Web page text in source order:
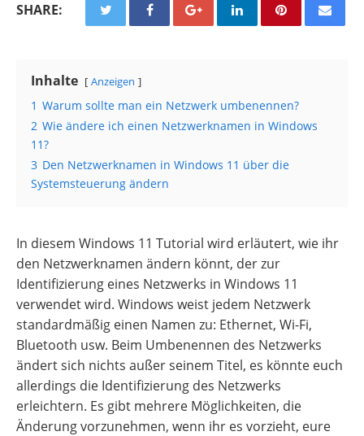
SHARE:
Inhalte Anzeigen
1 Warum sollte man ein Netzwerk umbenennen?
2 Wie ändere ich einen Netzwerknamen in Windows
11?
3 Den Netzwerknamen in Windows 11 über die
Systemsteuerung ändern
In diesem Windows 11 Tutorial wird erläutert, wie ihr
den Netzwerknamen ändern könnt, der zur
Identifizierung eines Netzwerks in Windows 11
verwendet wird. Windows weist jedem Netzwerk
standardmäßig einen Namen zu: Ethernet, Wi-Fi,
Bluetooth usw. Beim Umbenennen des Netzwerks
ändert sich nichts außer seinem Titel, es könnte euch
allerdings die Identifizierung des Netzwerks
erleichtern. Es gibt mehrere Möglichkeiten, die
Änderung vorzunehmen, wenn ihr es vorzieht, eure